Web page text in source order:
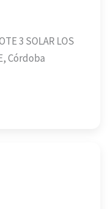
3 SOLAR LOS
Córdoba